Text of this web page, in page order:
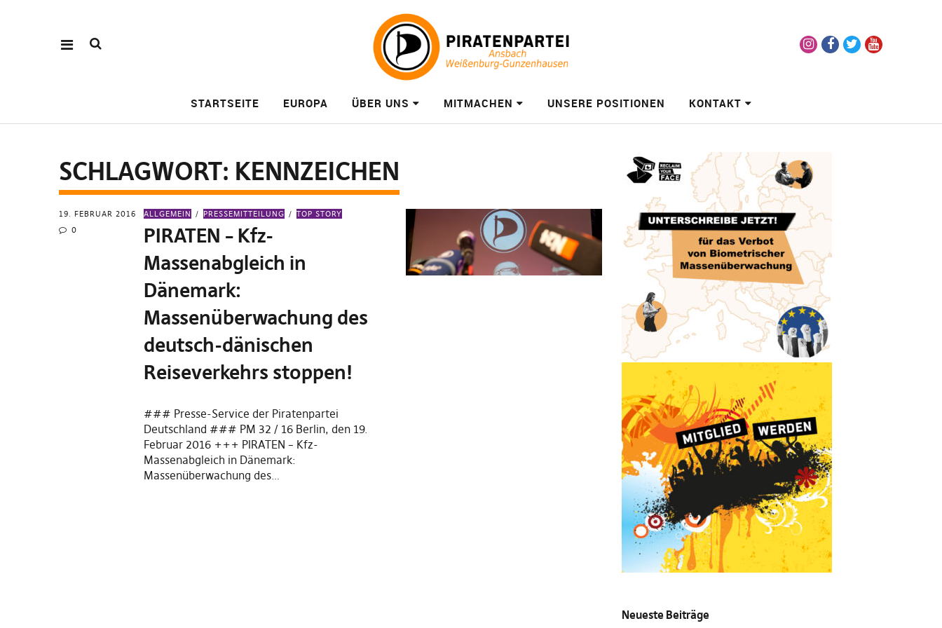
STARTSEITE EUROPA ÜBER UNS MITMACHEN UNSERE POSITIONEN KONTAKT
SCHLAGWORT: KENNZEICHEN
19. FEBRUAR 2016
0
ALLGEMEIN PRESSEMITTEILUNG TOP STORY
PIRATEN – Kfz-
Massenabgleich in
Dänemark:
Massenüberwachung des
deutsch-dänischen
Reiseverkehrs stoppen!
### Presse-Service der Piratenpartei
Deutschland ### PM 32 / 16 Berlin, den 19.
Februar 2016 +++ PIRATEN – Kfz-
Massenabgleich in Dänemark:
Massenüberwachung des…
Neueste Beiträge